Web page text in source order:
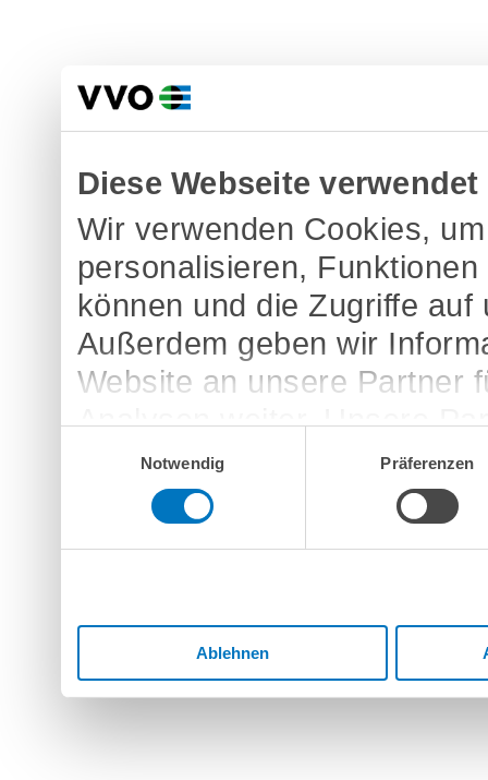
Diese Webseite
Wir verwenden Cookies,
personalisieren,
können und die Zugriffe
Außerdem geben wir
Website an unsere Partner
Analysen weiter. Unsere
möglicherweise mit
bereitgestellt haben oder
Dienste gesammelt haben.
Notwendig
Präferenzen
Ablehnen